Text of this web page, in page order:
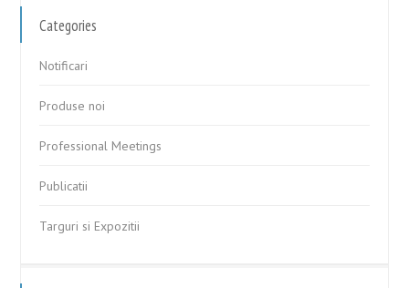
Categories
Notificari
Produse noi
Professional Meetings
Publicatii
Targuri si Expozitii